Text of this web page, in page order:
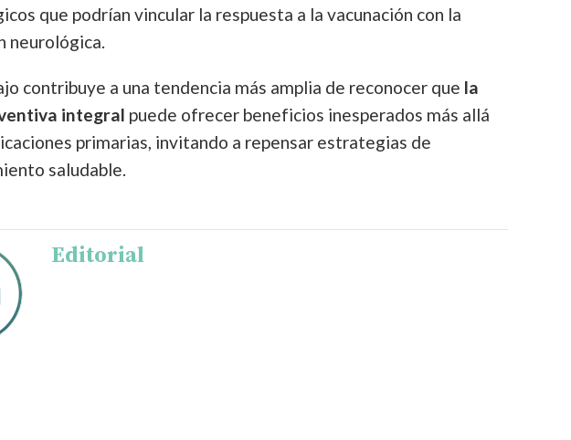
que podrían vincular la respuesta a la vacunación con la
neurológica.
contribuye a una tendencia más amplia de reconocer que la
integral puede ofrecer beneficios inesperados más allá
primarias, invitando a repensar estrategias de
saludable.
Editorial